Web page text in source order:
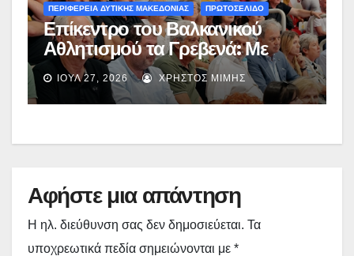
ΠΕΡΙΦΕΡΕΙΑ ΔΥΤΙΚΗΣ ΜΑΚΕΔΟΝΙΑΣ ΠΡΩΤΟΣΕΛΙΔΟ
Επίκεντρο του Βαλκανικού
Αθλητισμού τα Γρεβενά: Με
απόλυτη επιτυχία
ολοκληρώθηκε το Πρωτάθλημα
Βόλεϊ Κοριτσιών Κ16 – (εικόνες)
ΙΟΎΛ 27, 2026 ΧΡΉΣΤΟΣ ΜΊΜΗΣ
Αφήστε μια απάντηση
Η ηλ. διεύθυνση σας δεν δημοσιεύεται. Τα
υποχρεωτικά πεδία σημειώνονται με *